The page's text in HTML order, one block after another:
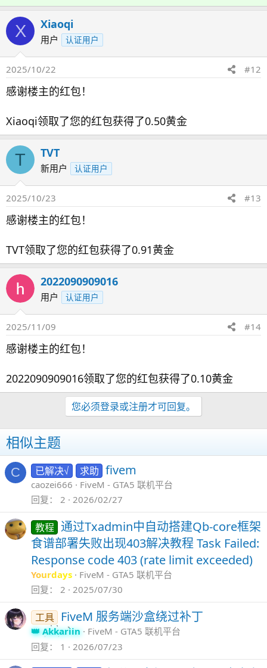
X Xiaoqi
用户 认证用户
2025/10/22 #12
感谢楼主的红包！
Xiaoqi领取了您的红包获得了0.50黄金
T TVT
新用户 认证用户
2025/10/23 #13
感谢楼主的红包！
TVT领取了您的红包获得了0.91黄金
2022090909016
用户 认证用户
2025/11/09 #14
感谢楼主的红包！
2022090909016领取了您的红包获得了0.10黄金
您必须登录或注册才可回复。
相似主题
C 已解决√ 求助 fivem
caozei666
FiveM - GTA5 联机平台
回复
2 2026/02/27
教程 通过Txadmin中自动搭建Qb-core框架
食谱部署失败出现403解决教程 Task Failed:
Response code 403 (rate limit exceeded)
Yourdays
FiveM - GTA5 联机平台
回复
2 2025/07/30
工具 FiveM 服务端沙盒绕过补丁
Akkariin
FiveM - GTA5 联机平台
回复
1 2026/07/23